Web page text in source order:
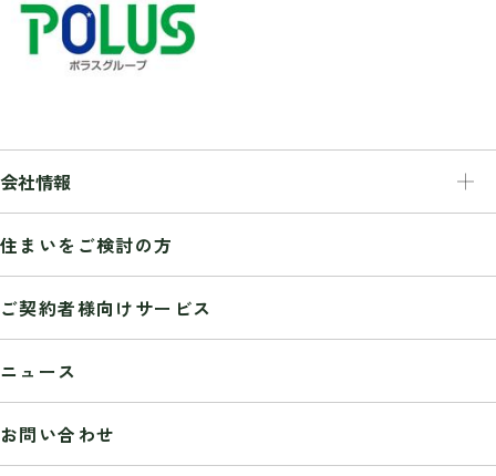
会社情報
トップメッセージ
会社概要
業務推移
沿革
住まいをご検討の方
ご契約者様向けサービス
ニュース
お問い合わせ